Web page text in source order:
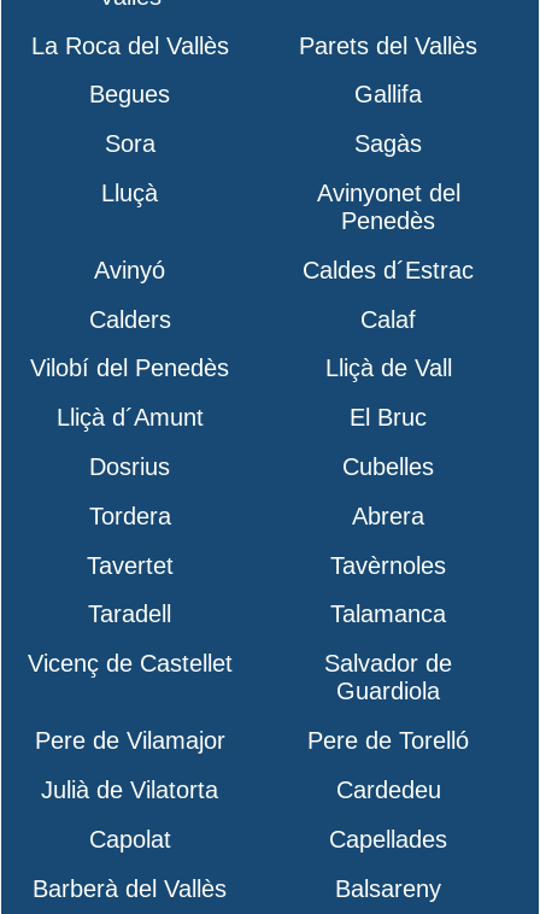
La Roca del Vallès
Parets del Vallès
Begues
Gallifa
Sora
Sagàs
Lluçà
Avinyonet del
Penedès
Avinyó
Caldes d´Estrac
Calders
Calaf
Vilobí del Penedès
Lliçà de Vall
Lliçà d´Amunt
El Bruc
Dosrius
Cubelles
Tordera
Abrera
Tavertet
Tavèrnoles
Taradell
Talamanca
Vicenç de Castellet
Salvador de
Guardiola
Pere de Vilamajor
Pere de Torelló
Julià de Vilatorta
Cardedeu
Capolat
Capellades
Barberà del Vallès
Balsareny